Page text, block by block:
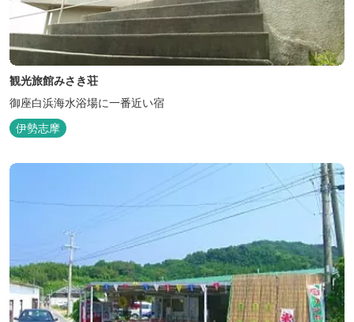
観光旅館みさき荘
御座白浜海水浴場に一番近い宿
伊勢志摩